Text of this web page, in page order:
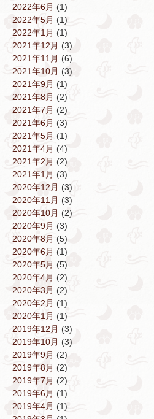
2022年6月 (1)
2022年5月 (1)
2022年1月 (1)
2021年12月 (3)
2021年11月 (6)
2021年10月 (3)
2021年9月 (1)
2021年8月 (2)
2021年7月 (2)
2021年6月 (3)
2021年5月 (1)
2021年4月 (4)
2021年2月 (2)
2021年1月 (3)
2020年12月 (3)
2020年11月 (3)
2020年10月 (2)
2020年9月 (3)
2020年8月 (5)
2020年6月 (1)
2020年5月 (5)
2020年4月 (2)
2020年3月 (2)
2020年2月 (1)
2020年1月 (1)
2019年12月 (3)
2019年10月 (3)
2019年9月 (2)
2019年8月 (2)
2019年7月 (2)
2019年6月 (1)
2019年4月 (1)